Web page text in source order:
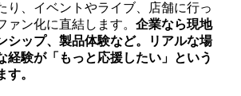
り、イベントやライブ、店舗に行っ
ァン化に直結します。 企業なら現地
シップ、製品体験など。リアルな場
経験が「もっと応援したい」という
す。